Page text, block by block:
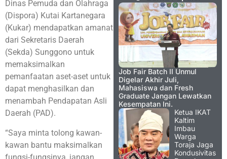
Dinas Pemuda dan Olahraga
(Dispora) Kutai Kartanegara
(Kukar) mendapatkan amanat
dari Sekretaris Daerah
(Sekda) Sunggono untuk
memaksimalkan
pemanfaatan aset-aset untuk
dapat menghasilkan dan
menambah Pendapatan Asli
Daerah (PAD).
“Saya minta tolong kawan-
kawan bantu maksimalkan
fungsi-fungsinya, jangan
Job Fair Batch II Unmul
Digelar Akhir Juli,
Mahasiswa dan Fresh
Graduate Jangan Lewatkan
Kesempatan Ini.
Ketua IKAT
Kaltim
Imbau
Warga
Toraja Jaga
Kondusivitas